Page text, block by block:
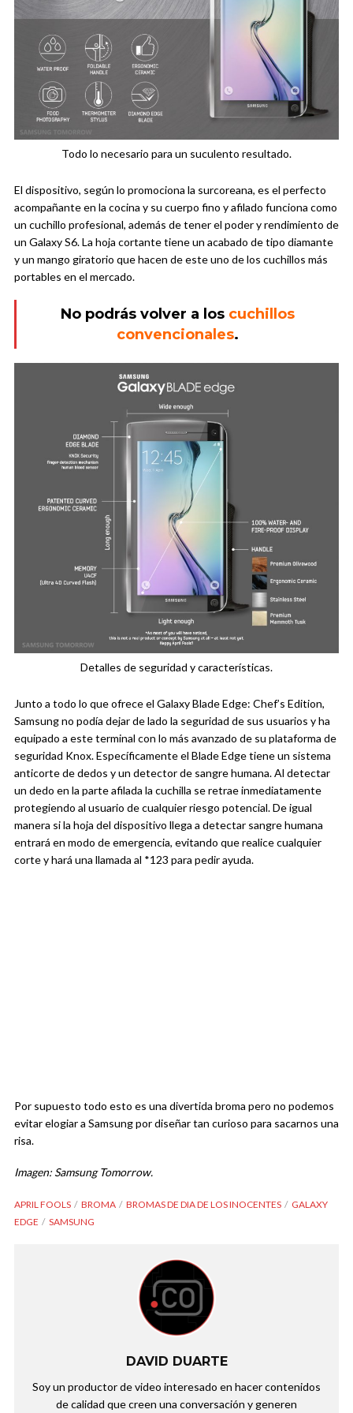
Todo lo necesario para un suculento resultado.
El dispositivo, según lo promociona la surcoreana, es el perfecto
acompañante en la cocina y su cuerpo fino y afilado funciona como
un cuchillo profesional, además de tener el poder y rendimiento de
un Galaxy S6. La hoja cortante tiene un acabado de tipo diamante
y un mango giratorio que hacen de este uno de los cuchillos más
portables en el mercado.
No podrás volver a los cuchillos
convencionales.
Detalles de seguridad y características.
Junto a todo lo que ofrece el Galaxy Blade Edge: Chef’s Edition,
Samsung no podía dejar de lado la seguridad de sus usuarios y ha
equipado a este terminal con lo más avanzado de su plataforma de
seguridad Knox. Específicamente el Blade Edge tiene un sistema
anticorte de dedos y un detector de sangre humana. Al detectar
un dedo en la parte afilada la cuchilla se retrae inmediatamente
protegiendo al usuario de cualquier riesgo potencial. De igual
manera si la hoja del dispositivo llega a detectar sangre humana
entrará en modo de emergencia, evitando que realice cualquier
corte y hará una llamada al *123 para pedir ayuda.
Por supuesto todo esto es una divertida broma pero no podemos
evitar elogiar a Samsung por diseñar tan curioso para sacarnos una
risa.
Imagen: Samsung Tomorrow.
APRIL FOOLS BROMA BROMAS DE DIA DE LOS INOCENTES
GALAXY
EDGE
SAMSUNG
DAVID DUARTE
Soy un productor de video interesado en hacer contenidos
de calidad que creen una conversación y generen